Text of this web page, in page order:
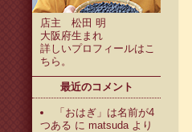
店主 松田 明
大阪府生まれ
詳しいプロフィールはこ
ちら 。
最近のコメント
「おはぎ」は名前が4
つある に matsudaより